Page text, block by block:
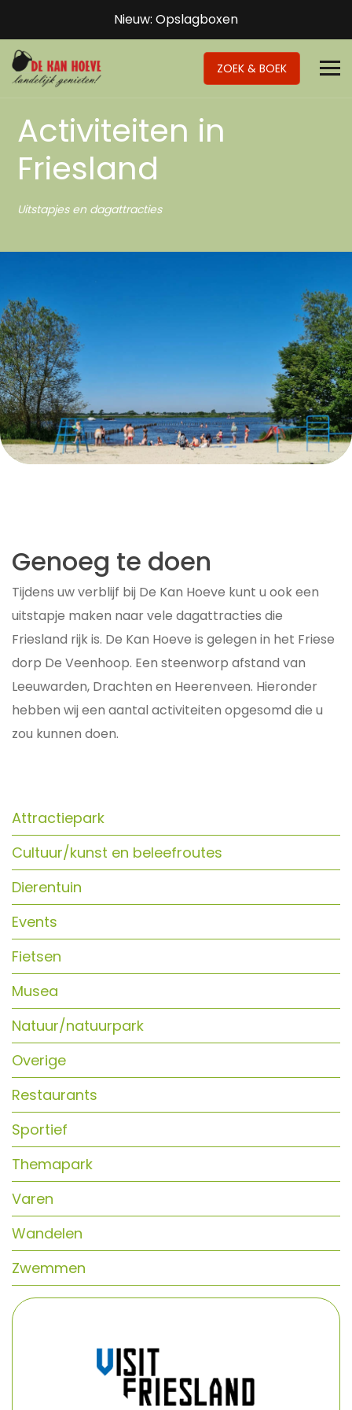
Nieuw: Opslagboxen
ZOEK & BOEK
Activiteiten in
Friesland
Uitstapjes en dagattracties
Genoeg te doen
Tijdens uw verblijf bij De Kan Hoeve kunt u ook een
uitstapje maken naar vele dagattracties die
Friesland rijk is. De Kan Hoeve is gelegen in het Friese
dorp De Veenhoop. Een steenworp afstand van
Leeuwarden, Drachten en Heerenveen. Hieronder
hebben wij een aantal activiteiten opgesomd die u
zou kunnen doen.
Attractiepark
Cultuur/kunst en beleefroutes
Dierentuin
Events
Fietsen
Musea
Natuur/natuurpark
Overige
Restaurants
Sportief
Themapark
Varen
Wandelen
Zwemmen